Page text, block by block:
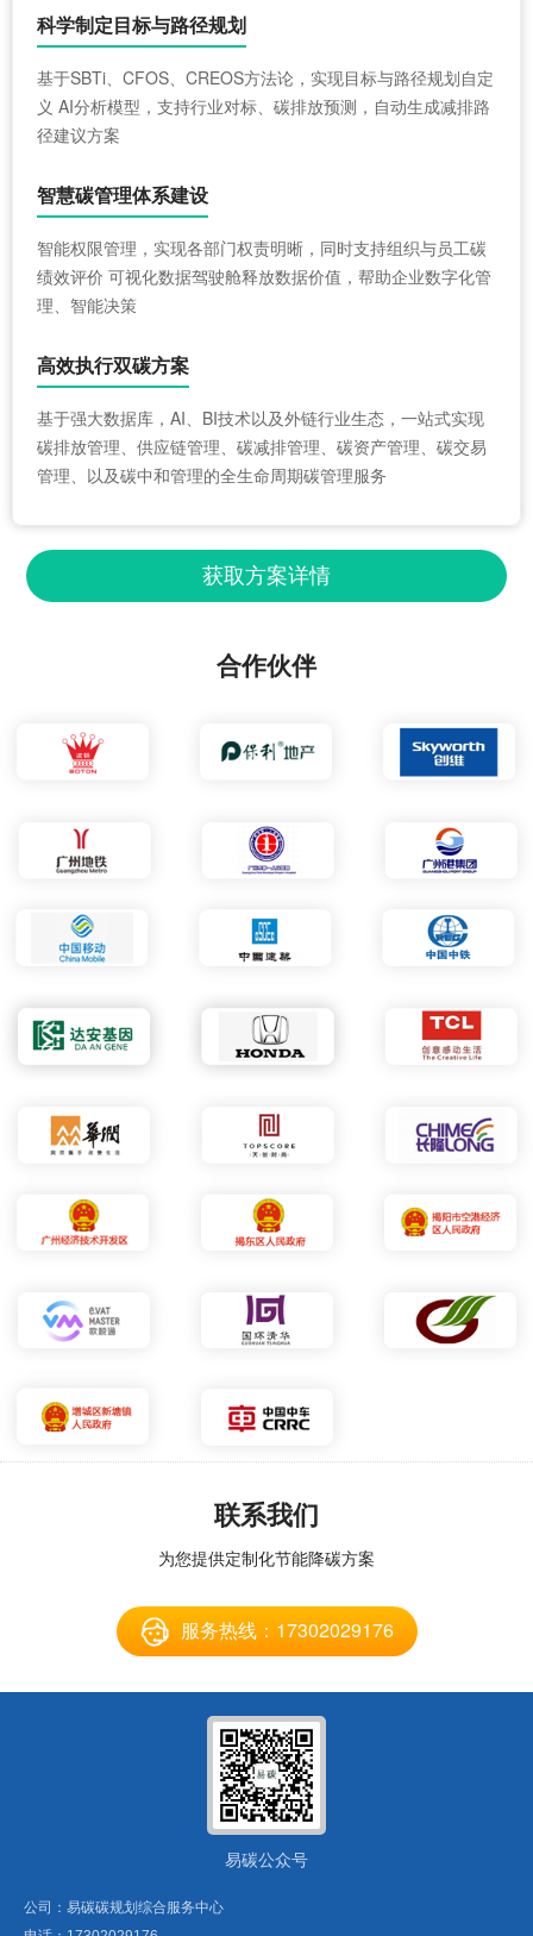
科学制定目标与路径规划
基于SBTi、CFOS、CREOS方法论，实现目标与路径规划自定
义 AI分析模型，支持行业对标、碳排放预测，自动生成减排路
径建议方案
智慧碳管理体系建设
智能权限管理，实现各部门权责明晰，同时支持组织与员工碳
绩效评价 可视化数据驾驶舱释放数据价值，帮助企业数字化管
理、智能决策
高效执行双碳方案
基于强大数据库，AI、BI技术以及外链行业生态，一站式实现
碳排放管理、供应链管理、碳减排管理、碳资产管理、碳交易
管理、以及碳中和管理的全生命周期碳管理服务
获取方案详情
合作伙伴
联系我们
为您提供定制化节能降碳方案
服务热线：17302029176
易碳公众号
公司：易碳碳规划综合服务中心